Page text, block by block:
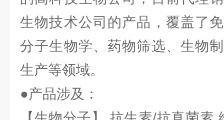
生物技术公司的产品，覆盖了
分子生物学、药物筛选、生物
生产等领域。
●产品涉及：